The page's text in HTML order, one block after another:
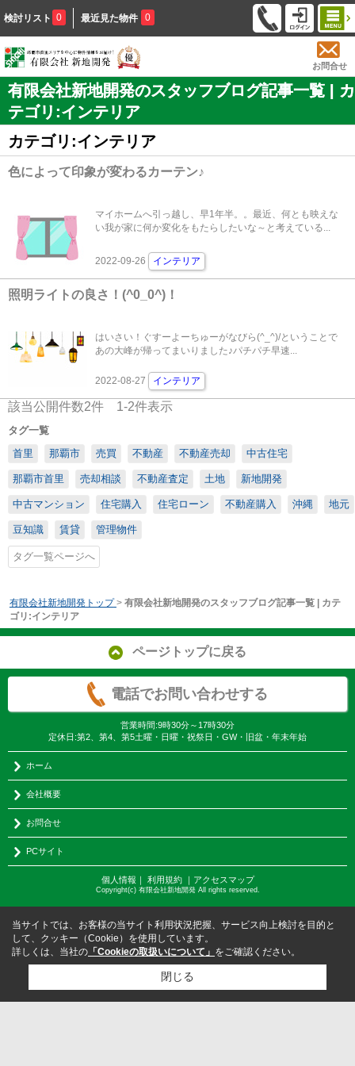
検討リスト 0 最近見た物件 0
お問合せ
有限会社新地開発のスタッフブログ記事一覧 | カ
テゴリ:インテリア
カテゴリ:インテリア
色によって印象が変わるカーテン♪
マイホームへ引っ越し、早1年半。。最近、何とも映えな
い我が家に何か変化をもたらしたいな～と考えている...
2022-09-26 インテリア
照明ライトの良さ！(^0_0^)！
はいさい！ぐすーよーちゅーがなびら(^_^)/ということで
あの大峰が帰ってまいりました♪パチパチ早速...
2022-08-27 インテリア
該当公開件数2件 1-2件表示
タグ一覧
首里
那覇市 売買 不動産 不動産売却 中古住宅
那覇市首里 売却相談 不動産査定 土地 新地開発
中古マンション 住宅購入 住宅ローン 不動産購入 沖縄 地元
豆知識 賃貸 管理物件
タグ一覧ページへ
有限会社新地開発トップ > 有限会社新地開発のスタッフブログ記事一覧 | カテ
ゴリ:インテリア
ページトップに戻る
電話でお問い合わせする
営業時間:9時30分～17時30分
定休日:第2、第4、第5土曜・日曜・祝祭日・GW・旧盆・年末年始
ホーム
会社概要
お問合せ
PCサイト
個人情報 ｜ 利用規約｜ アクセスマップ
Copyright(c) 有限会社新地開発 All rights reserved.
当サイトでは、お客様の当サイト利用状況把握、サービス向上検討を目的と
して、クッキー（Cookie）を使用しています。
詳しくは、当社の 「Cookieの取扱いについて」 をご確認ください。
閉じる